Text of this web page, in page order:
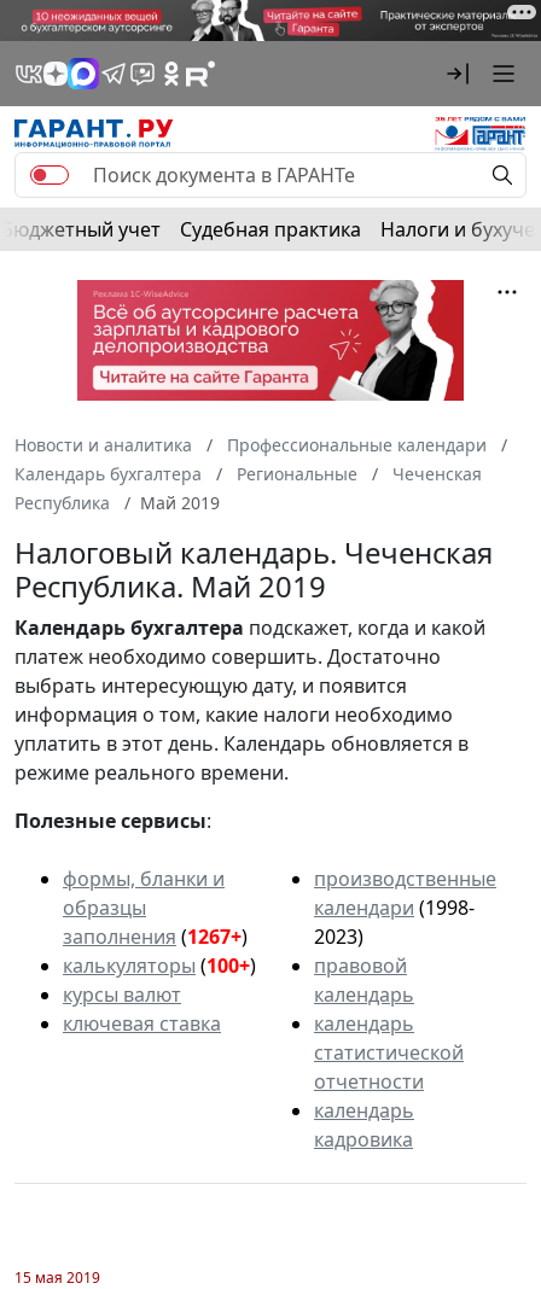
Бюджетный учет Судебная практика Налоги и
Новости и аналитика
Профессиональные календари
Календарь бухгалтера
Региональные
Чеченская
Республика
Май 2019
Налоговый календарь. Чеченская
Республика. Май 2019
Календарьбухгалтера подскажет, когда и какой
платеж необходимо совершить. Достаточно
выбрать интересующую дату, и появится
информация о том, какие налоги необходимо
уплатить в этот день. Календарь обновляется в
режиме реального времени.
Полезные сервисы:
формы, бланки и
образцы
заполнения (1267+)
калькуляторы (100+)
курсы валют
ключевая ставка
производственные
календари (1998-
2023)
правовой
календарь
календарь
статистической
отчетности
календарь
кадровика
15 мая 2019